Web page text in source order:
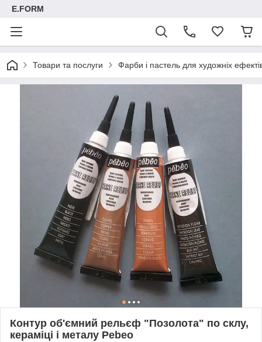
E.FORM
Товари та послуги Фарби і пастель для художніх
Контур об'ємний рельєф "Позолота" по склу,
кераміці і металу Pebeo